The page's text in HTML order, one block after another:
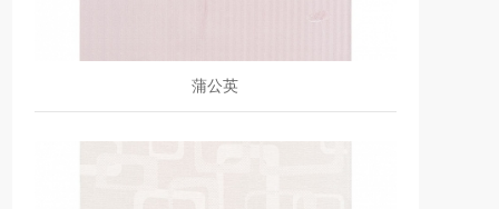
蒲公英